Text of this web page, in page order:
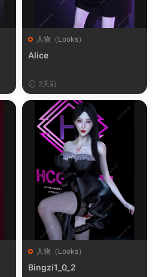
人物（Looks）
Alice
2天前
人物（Looks）
Bingzi1_0_2